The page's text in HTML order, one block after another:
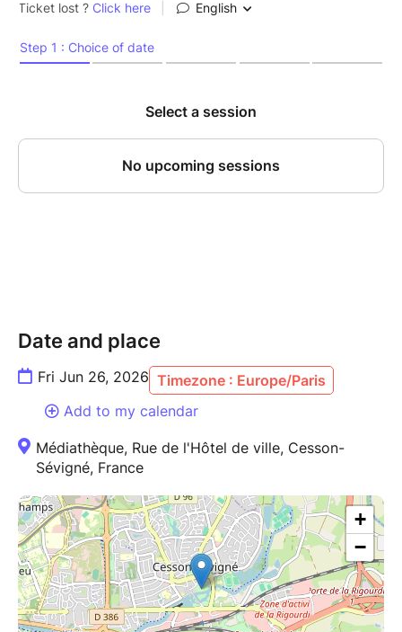
Date and place
Fri Jun 26, 2026 Timezone : Europe/Paris
Add to my calendar
Médiathèque, Rue de l'Hôtel de ville, Cesson-
Sévigné, France
+
−